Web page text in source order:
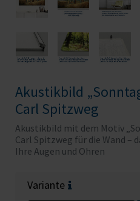
Akustikbild
Carl Spitzweg
Akustikbild mit dem Motiv
Carl Spitzweg für die Wand –
Ihre Augen und Ohren
Variante